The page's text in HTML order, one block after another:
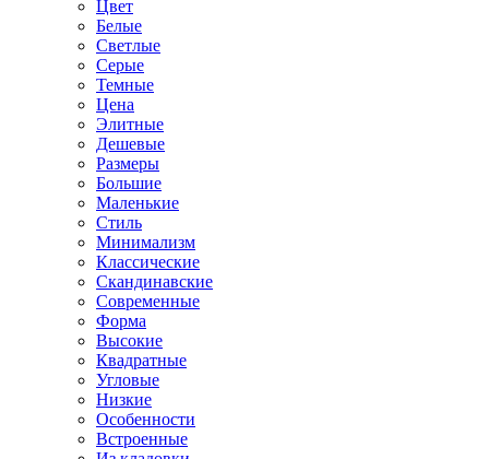
Цвет
Белые
Светлые
Серые
Темные
Цена
Элитные
Дешевые
Размеры
Большие
Маленькие
Стиль
Минимализм
Классические
Скандинавские
Современные
Форма
Высокие
Квадратные
Угловые
Низкие
Особенности
Встроенные